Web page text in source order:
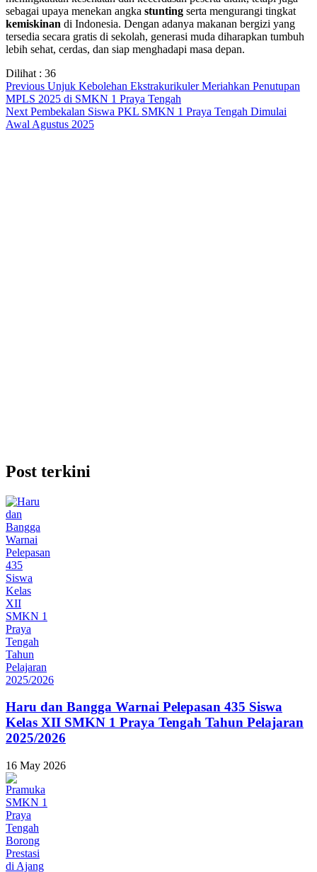
sebagai upaya menekan angka stunting serta mengurangi tingkat
kemiskinan di Indonesia. Dengan adanya makanan bergizi yang
tersedia secara gratis di sekolah, generasi muda diharapkan tumbuh
lebih sehat, cerdas, dan siap menghadapi masa depan.
Dilihat : 36
Post
navigation
Previous Previous
post:
Unjuk Kebolehan Ekstrakurikuler Meriahkan Penutupan
MPLS 2025 di SMKN 1 Praya Tengah
Next Next
post:
Pembekalan Siswa PKL SMKN 1 Praya Tengah Dimulai
Awal Agustus 2025
Post terkini
Haru dan Bangga Warnai Pelepasan 435 Siswa
Kelas XII SMKN 1 Praya Tengah Tahun Pelajaran
2025/2026
16 May 2026